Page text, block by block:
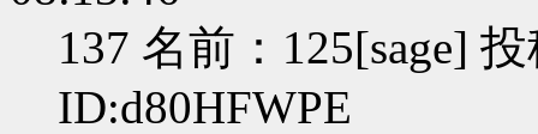
137 名前：125[sage]
ID:d80HFWPE